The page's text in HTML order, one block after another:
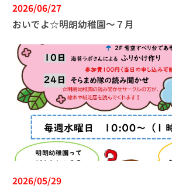
2026/06/27
おいでよ☆明朗幼稚園～７月
2026/05/29